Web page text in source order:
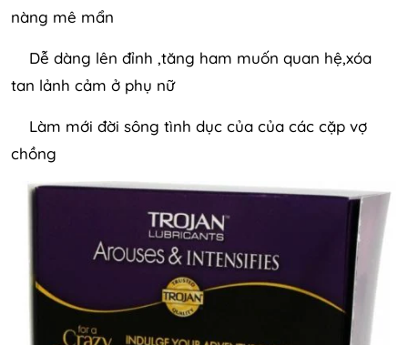
nàng mê mẩn
Dễ dàng lên đỉnh ,tăng ham muốn quan hệ,xóa
tan lảnh cảm ở phụ nữ
Làm mới đời sông tình dục của của các cặp vợ
chồng